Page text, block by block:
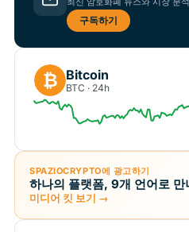
구독하기
₿ Bitcoin
BTC · 24h
SPAZIOCRYPTO에 광고하기
하나의 플랫폼, 9개 언어로
미디어 킷 보기 →